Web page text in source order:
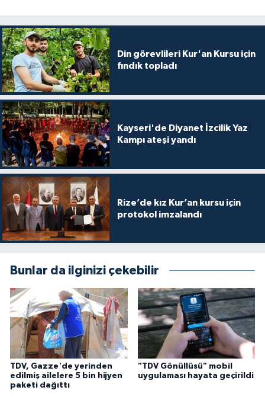
Din görevlileri Kur'an Kursu için
fındık topladı
Kayseri'de Diyanet İzcilik Yaz
Kampı ateşi yandı
Rize’de kız Kur’an kursu için
protokol imzalandı
Bunlar da ilginizi çekebilir
TDV, Gazze'de yerinden
edilmiş ailelere 5 bin hijyen
paketi dağıttı
"TDV Gönüllüsü" mobil
uygulaması hayata geçirildi
Erzurum Müftülüğü
Eskişehir Müftülüğü
Gaziantep Müftülüğü
Giresun Müftülüğü
Gümüşhane Müftülüğü
Hakkari Müftülüğü
Hatay Müftülüğü
Iğdır Müftülüğü
Isparta Müftülüğü
İstanbul Müftülüğü
İzmir Müftülüğü
Kahramanmaraş Müftülüğü
Karabük Müftülüğü